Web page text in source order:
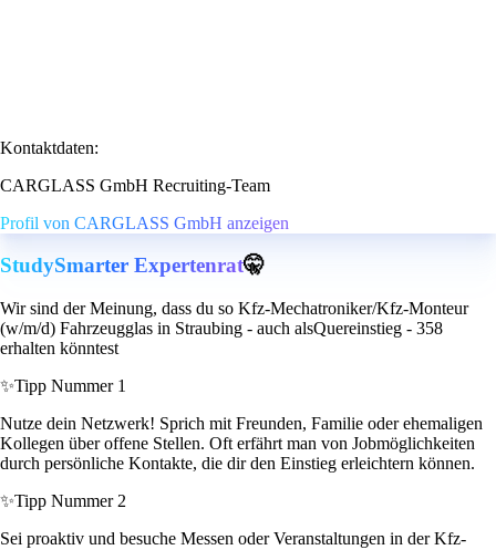
Kontaktdaten:
CARGLASS GmbH Recruiting-Team
Profil von CARGLASS GmbH anzeigen
StudySmarter Expertenrat🤫
Wir sind der Meinung, dass du so Kfz-Mechatroniker/Kfz-Monteur
(w/m/d) Fahrzeugglas in Straubing - auch alsQuereinstieg - 358
erhalten könntest
✨Tipp Nummer 1
Nutze dein Netzwerk! Sprich mit Freunden, Familie oder ehemaligen
Kollegen über offene Stellen. Oft erfährt man von Jobmöglichkeiten
durch persönliche Kontakte, die dir den Einstieg erleichtern können.
✨Tipp Nummer 2
Sei proaktiv und besuche Messen oder Veranstaltungen in der Kfz-